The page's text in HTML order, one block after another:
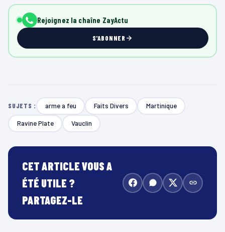
Rejoignez la chaîne ZayActu
S'ABONNER
SUJETS : arme a feu Faits Divers Martinique
Ravine Plate Vauclin
CET ARTICLE VOUS A
ÉTÉ UTILE ?
PARTAGEZ-LE